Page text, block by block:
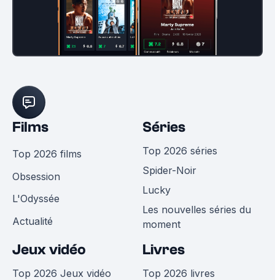
Films
Top 2026 films
Obsession
L'Odyssée
Actualité
Séries
Top 2026 séries
Spider-Noir
Lucky
Les nouvelles séries du
moment
Jeux vidéo
Top 2026 Jeux vidéo
Livres
Top 2026 livres